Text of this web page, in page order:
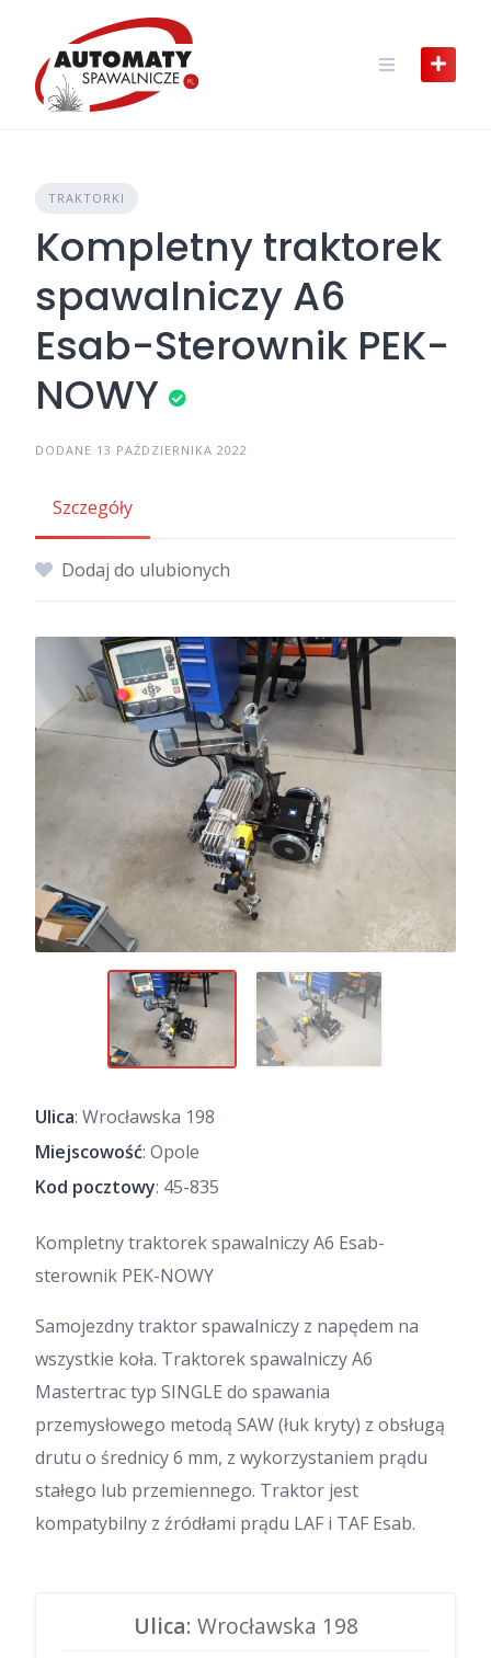
content
TRAKTORKI
Kompletny traktorek
spawalniczy A6
Esab-Sterownik PEK-
NOWY
DODANE 13 PAŹDZIERNIKA 2022
Szczegóły
Dodaj do ulubionych
Ulica: Wrocławska 198
Miejscowość: Opole
Kod pocztowy: 45-835
Kompletny traktorek spawalniczy A6 Esab-
sterownik PEK-NOWY
Samojezdny traktor spawalniczy z napędem na
wszystkie koła. Traktorek spawalniczy A6
Mastertrac typ SINGLE do spawania
przemysłowego metodą SAW (łuk kryty) z obsługą
drutu o średnicy 6 mm, z wykorzystaniem prądu
stałego lub przemiennego. Traktor jest
kompatybilny z źródłami prądu LAF i TAF Esab.
Ulica: Wrocławska 198